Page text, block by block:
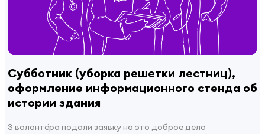
Субботник (уборка решетки лестниц),
оформление информационного стенда об
истории здания
3 волонтёра подали заявку на это доброе дело